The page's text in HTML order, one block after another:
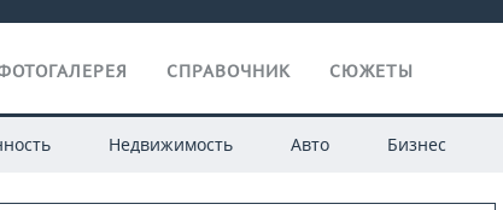
СПРАВОЧНИК СЮЖЕТЫ
Недвижимость Авто Бизнес